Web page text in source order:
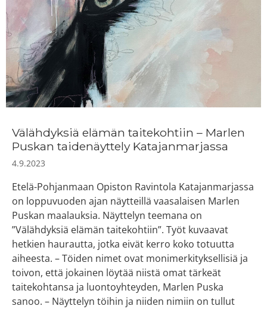
Välähdyksiä elämän taitekohtiin ­– Marlen
Puskan taidenäyttely Katajanmarjassa
4.9.2023
Etelä-Pohjanmaan Opiston Ravintola Katajanmarjassa
on loppuvuoden ajan näytteillä vaasalaisen Marlen
Puskan maalauksia. Näyttelyn teemana on
”Välähdyksiä elämän taitekohtiin”. Työt kuvaavat
hetkien haurautta, jotka eivät kerro koko totuutta
aiheesta. – Töiden nimet ovat monimerkityksellisiä ja
toivon, että jokainen löytää niistä omat tärkeät
taitekohtansa ja luontoyhteyden, Marlen Puska
sanoo. – Näyttelyn töihin ja niiden nimiin on tullut